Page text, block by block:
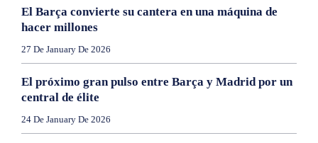
El Barça convierte su cantera en una máquina de
hacer millones
27 De January De 2026
El próximo gran pulso entre Barça y Madrid por un
central de élite
24 De January De 2026